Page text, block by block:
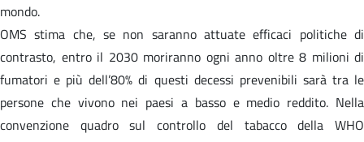
mondo.
OMS stima che, se non saranno attuate efficaci politiche di
contrasto, entro il 2030 moriranno ogni anno oltre 8 milioni di
fumatori e più dell’80% di questi decessi prevenibili sarà tra le
persone che vivono nei paesi a basso e medio reddito. Nella
convenzione quadro sul controllo del tabacco della WHO